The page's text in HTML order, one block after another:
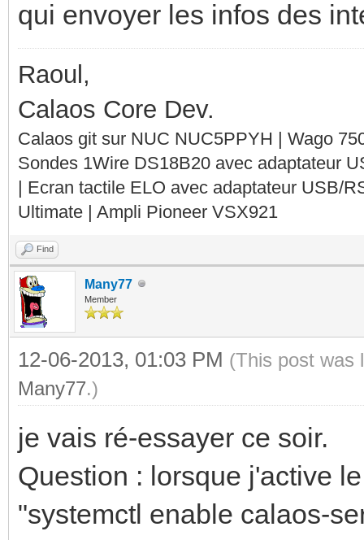
qui envoyer les infos des
Raoul,
Calaos Core Dev.
Calaos git sur NUC NUC5PPYH | Wago
Sondes 1Wire DS18B20 avec adaptateur
| Ecran tactile ELO avec adaptateur USB/
Ultimate | Ampli Pioneer VSX921
Find
Many77
Member
12-06-2013, 01:03 PM (This post was
Many77.)
je vais ré-essayer ce soir.
Question : lorsque j'active
"systemctl enable calaos-